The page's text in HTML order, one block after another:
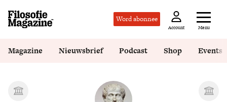
Word abonnee
Account Menu
Magazine Nieuwsbrief Podcast Shop Events